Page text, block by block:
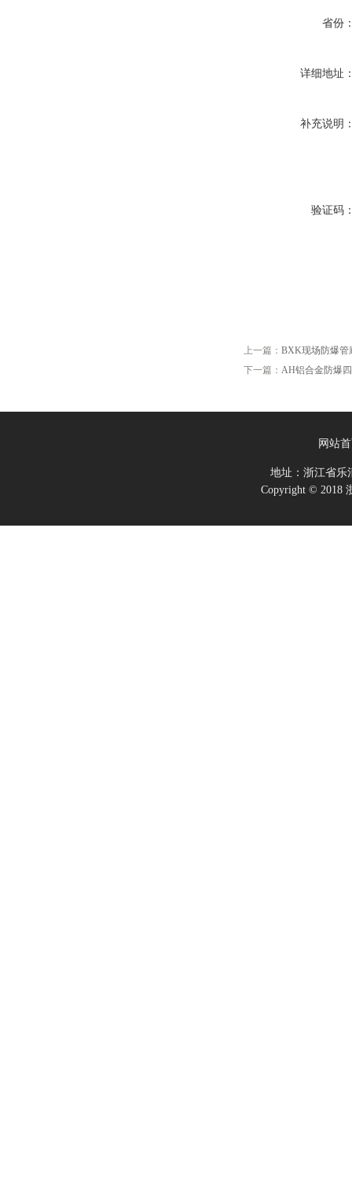
省份
详细地址
补充说明
验证码
上一篇： BXK现场防爆管
下一篇： AH铝合金防爆
网站
地址：浙江省
Copyright © 2018